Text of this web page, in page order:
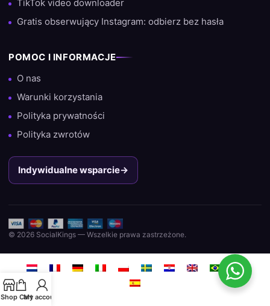
TikTok video downloader
Gratis obserwujący Instagram: odbierz bez hasła
POMOC I INFORMACJE
O nas
Warunki korzystania
Polityka prywatności
Polityka zwrotów
Indywidualne wsparcie→
© 2026 SocialKings — Wszelkie prawa zastrzeżone.
Shop Cart
My account